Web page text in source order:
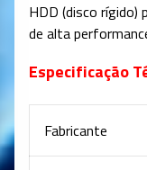
HDD (disco rígido)
de alta
Especificação
Fabricante